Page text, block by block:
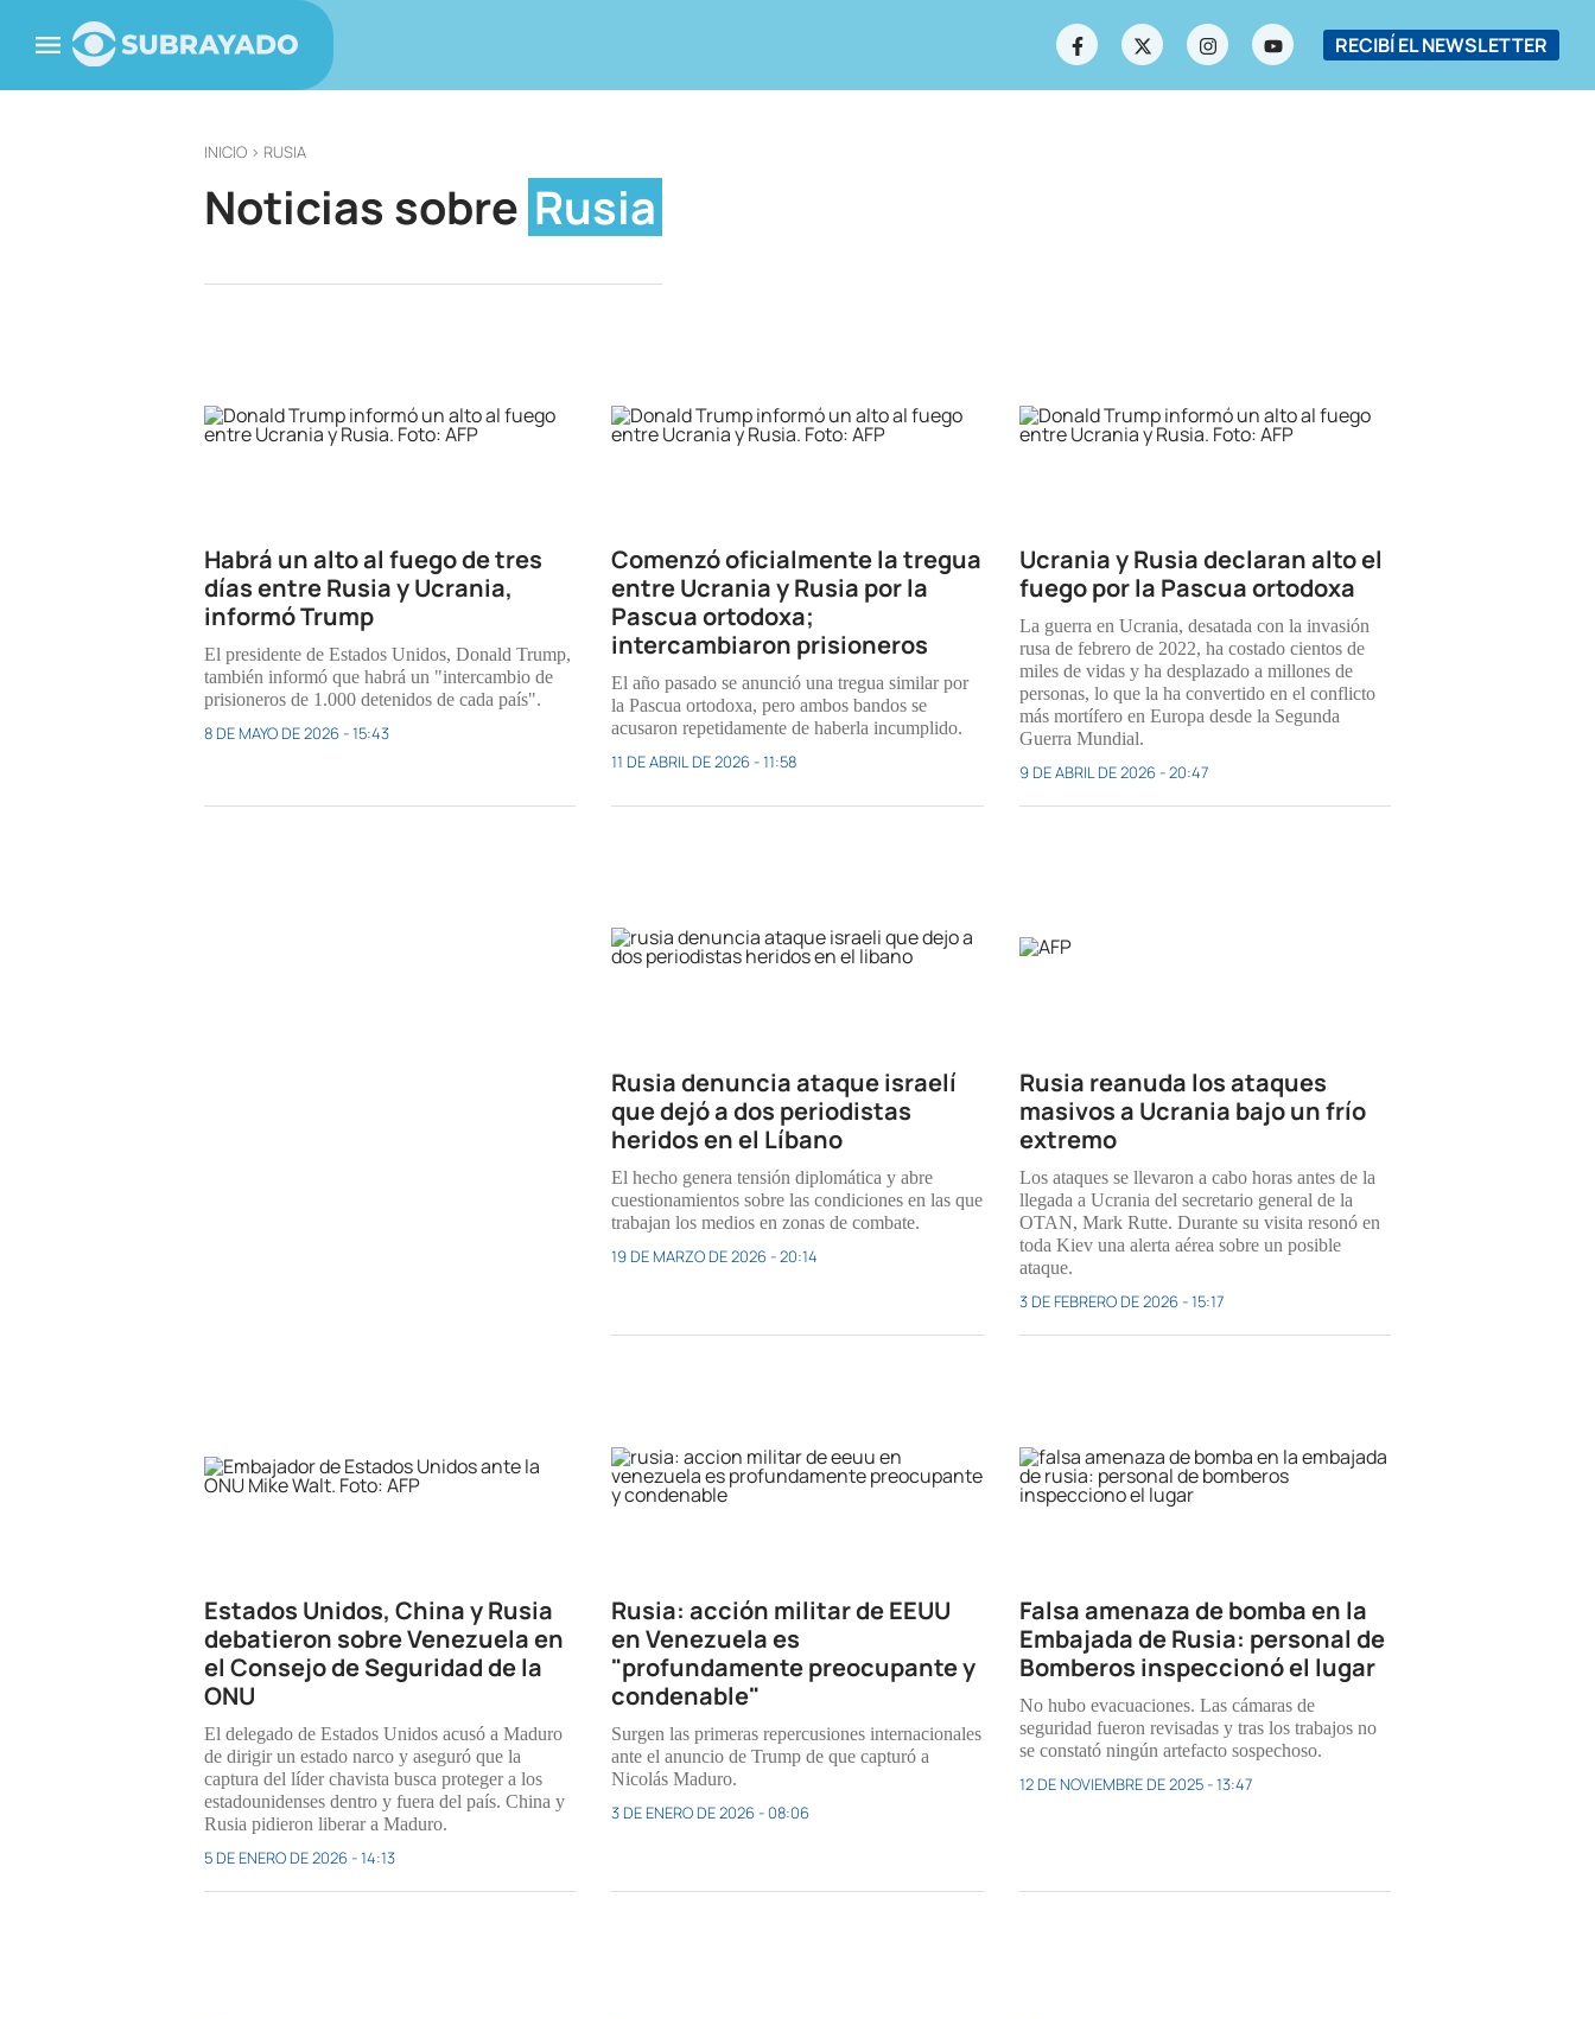
RECIBÍ EL NEWSLETTER
INICIO > RUSIA
Noticias sobre Rusia
Habrá un alto al fuego de tres
días entre Rusia y Ucrania,
informó Trump
El presidente de Estados Unidos, Donald Trump,
también informó que habrá un "intercambio de
prisioneros de 1.000 detenidos de cada país".
8 DE MAYO DE 2026 - 15:43
Comenzó oficialmente la tregua
entre Ucrania y Rusia por la
Pascua ortodoxa;
intercambiaron prisioneros
El año pasado se anunció una tregua similar por
la Pascua ortodoxa, pero ambos bandos se
acusaron repetidamente de haberla incumplido.
11 DE ABRIL DE 2026 - 11:58
Ucrania y Rusia declaran alto el
fuego por la Pascua ortodoxa
La guerra en Ucrania, desatada con la invasión
rusa de febrero de 2022, ha costado cientos de
miles de vidas y ha desplazado a millones de
personas, lo que la ha convertido en el conflicto
más mortífero en Europa desde la Segunda
Guerra Mundial.
9 DE ABRIL DE 2026 - 20:47
Rusia denuncia ataque israelí
que dejó a dos periodistas
heridos en el Líbano
El hecho genera tensión diplomática y abre
cuestionamientos sobre las condiciones en las que
trabajan los medios en zonas de combate.
19 DE MARZO DE 2026 - 20:14
Rusia reanuda los ataques
masivos a Ucrania bajo un frío
extremo
Los ataques se llevaron a cabo horas antes de la
llegada a Ucrania del secretario general de la
OTAN, Mark Rutte. Durante su visita resonó en
toda Kiev una alerta aérea sobre un posible
ataque.
3 DE FEBRERO DE 2026 - 15:17
Estados Unidos, China y Rusia
debatieron sobre Venezuela en
el Consejo de Seguridad de la
ONU
El delegado de Estados Unidos acusó a Maduro
de dirigir un estado narco y aseguró que la
captura del líder chavista busca proteger a los
estadounidenses dentro y fuera del país. China y
Rusia pidieron liberar a Maduro.
5 DE ENERO DE 2026 - 14:13
Rusia: acción militar de EEUU
en Venezuela es
"profundamente preocupante y
condenable"
Surgen las primeras repercusiones internacionales
ante el anuncio de Trump de que capturó a
Nicolás Maduro.
3 DE ENERO DE 2026 - 08:06
Falsa amenaza de bomba en la
Embajada de Rusia: personal de
Bomberos inspeccionó el lugar
No hubo evacuaciones. Las cámaras de
seguridad fueron revisadas y tras los trabajos no
se constató ningún artefacto sospechoso.
12 DE NOVIEMBRE DE 2025 - 13:47